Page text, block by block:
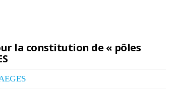
la constitution de « pôles